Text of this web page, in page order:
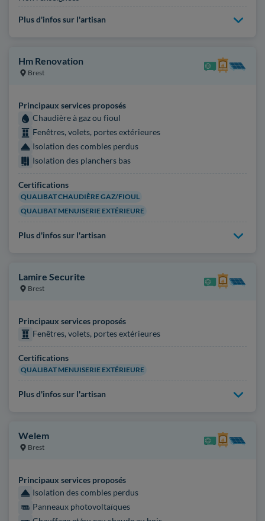
Plus d'infos sur l'artisan
Hm Renovation
Brest
Principaux services proposés
Chaudière à gaz ou fioul
Fenêtres, volets, portes extérieures
Isolation des combles perdus
Isolation des planchers bas
Certifications
QUALIBAT CHAUDIÈRE GAZ/FIOUL
QUALIBAT MENUISERIE EXTÉRIEURE
Plus d'infos sur l'artisan
Lamire Securite
Brest
Principaux services proposés
Fenêtres, volets, portes extérieures
Certifications
QUALIBAT MENUISERIE EXTÉRIEURE
Plus d'infos sur l'artisan
Welem
Brest
Principaux services proposés
Isolation des combles perdus
Panneaux photovoltaïques